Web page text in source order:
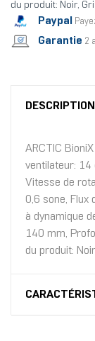
du produit: Noir,
Paypal
Garantie 2
DESCRIPTION
ARCTIC
ventilateur:
Vitesse de
0,6 sone, Flux
à dynamique
140 mm,
du produit: